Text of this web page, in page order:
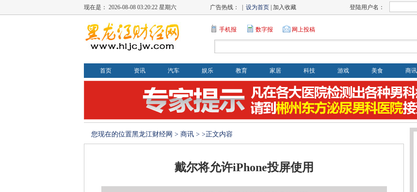
现在是： 2026-08-08 03:20:23 星期六 广告热线： | 设为首页 | 加入收藏 登陆用户名：
手机报 数字报 网上投稿
首页 资讯 汽车 娱乐 教育 家居 科技 游戏 美食 商讯
您现在的位置黑龙江财经网 > 商讯 > >正文内容
戴尔将允许iPhone投屏使用